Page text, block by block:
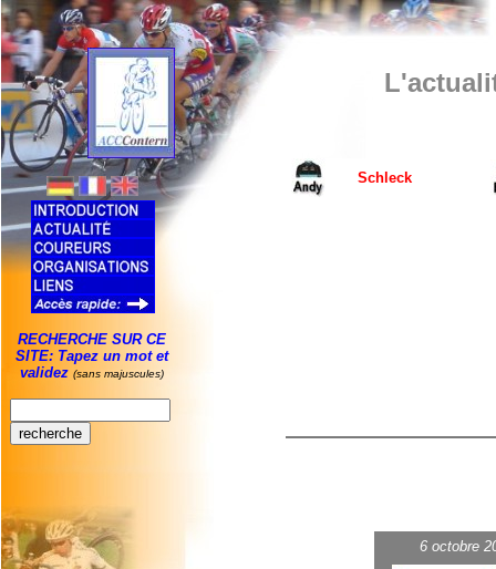
RECHERCHE SUR CE
SITE: Tapez un mot et
validez(sans majuscules)
Schleck
6 octobre